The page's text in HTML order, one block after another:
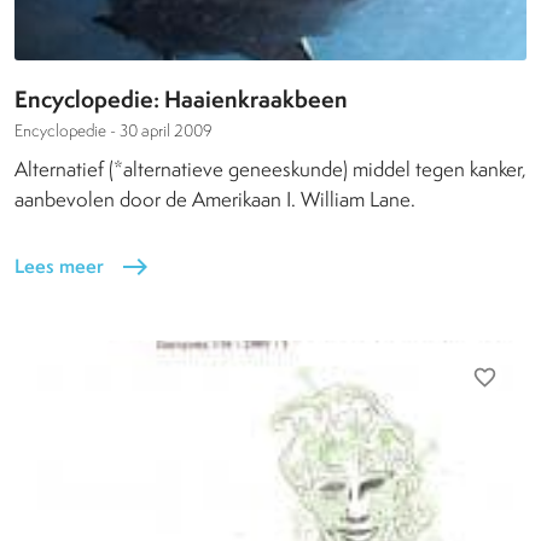
Encyclopedie: Haaienkraakbeen
Encyclopedie - 30 april 2009
Alternatief (*alternatieve geneeskunde) middel tegen kanker,
aanbevolen door de Amerikaan I. William Lane.
Lees meer east
favorite_border